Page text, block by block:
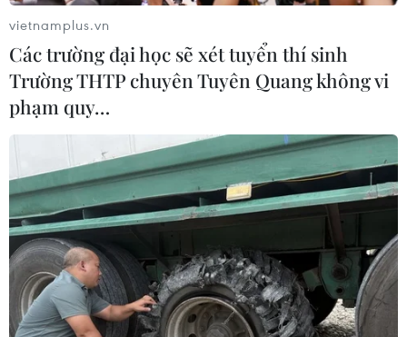
Mẫu máy ảnh Canon EOS R3 đã chính thức lộ diện. (Ảnh:
Canon)
Tối 14/9, Canon đã chính thức cho ra mắt chiếc
EOS R3 - mẫu máy ảnh không gương lật mạnh
mẽ nhất của hãng. EOS R3 được nhiều chuyên
gia nhận định được xếp ở phân khúc cao cấp
vietnamplus.vn
Các trường đại học sẽ xét tuyển thí sinh
Trường THTP chuyên Tuyên Quang không vi
phạm quy…